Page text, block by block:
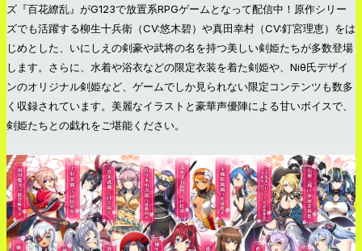
ズ『百花繚乱』がG123で放置系RPGゲームとなって配信中！原作シリー
ズでも活躍する柳生十兵衛（CV:悠木碧）や真田幸村（CV:釘宮理恵）をは
じめとした、いにしえの剣豪や武将の名を持つ美しい剣姫たちが多数登場
します。さらに、水着や浴衣などの限定衣装を着た剣姫や、Niθ氏デザイ
ンのオリジナル剣姫など、ゲームでしか見られない限定コンテンツも数多
く収録されています。美麗なイラストと豪華声優陣による甘いボイスで、
剣姫たちとの戯れをご堪能ください。